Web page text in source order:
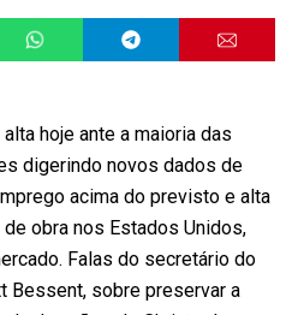
hoje ante a maioria das
digerindo novos dados de
acima do previsto e alta
obra nos Estados Unidos,
Falas do secretário do
Bessent, sobre preservar a